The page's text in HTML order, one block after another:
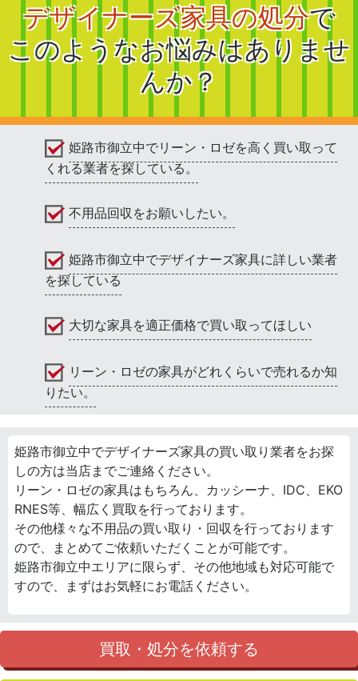
デザイナーズ家具の処分で
このようなお悩みはありませ
んか？
姫路市御立中でリーン・ロゼを高く買い取って
くれる業者を探している。
不用品回収をお願いしたい。
姫路市御立中でデザイナーズ家具に詳しい業者
を探している
大切な家具を適正価格で買い取ってほしい
リーン・ロゼの家具がどれくらいで売れるか知
りたい。
姫路市御立中でデザイナーズ家具の買い取り業者をお探
しの方は当店までご連絡ください。
リーン・ロゼの家具はもちろん、カッシーナ、IDC、EKO
RNES等、幅広く買取を行っております。
その他様々な不用品の買い取り・回収を行っております
ので、まとめてご依頼いただくことが可能です。
姫路市御立中エリアに限らず、その他地域も対応可能で
すので、まずはお気軽にお電話ください。
買取・処分を依頼する